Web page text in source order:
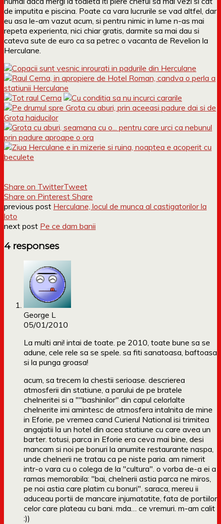
de imputita e piscina. Poate ca vara lucrurile se vad altfel, dar
eu asa le-am vazut acum, si pentru nimic in lume n-as mai
repeta experienta, nici chiar gratis, darmite sa mai dau si
cateva sute de euro ca sa petrec o vacanta de Revelion la
Herculane.
Share on TwitterTweet
Share on Pinterest Share
previous post Herculane, locul de munca al castigatorilor la
loto
next post Pe ce dam banii
4 responses
George L
05/01/2010
La multi ani! intai de toate. pe 2010, toate bune sa se
adune, cele rele sa se spele. sa fiti sanatoasa, baftoasa
si la punga groasa!
acum, sa trecem la chestii serioase. descrierea
atmosferii din statiune, a parului de pe bratele
chelneritei si a ""bashinilor" din capul celorlalte
chelnerite imi amintesc de atmosfera intalnita de mine
in Eforie, pe vremea cand Curierul National isi trimitea
angajatii la un hotel din acea statiune cu care avea un
barter. totusi, parca in Eforie era ceva mai bine, desi
mancam si noi pe bonuri la anumite restaurante naspa,
unde chelnerii ne tratau ca pe niste paria. am nimerit
intr-o vara cu o colega de la "cultura". o vorba de-a ei a
ramas memorabila: "bai, chelnerii astia parca ne miros,
pe noi astia care platim cu bonuri". saraca, mereu ii
aduceau portii de mancare injumatatite, fata de portiilor
celor care plateau cu bani. mda… ce vremuri. m-am calit
:))